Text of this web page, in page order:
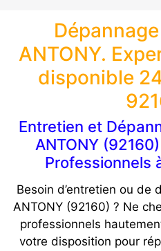
ANTONY.
disponible
Entretien et
ANTONY
Professionnels
Besoin d’entretien ou de
ANTONY (92160) ? Ne
professionnels
votre disposition pour